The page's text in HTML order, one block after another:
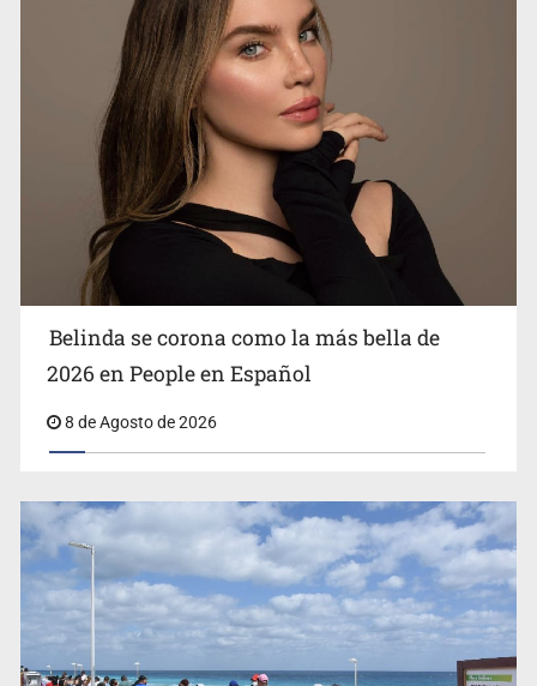
Ciclosporiasis no representa un riesgo epidemiológico
masivo
EU reanudará este sábado inspecciones de aguacate en
Michoacán
Belinda se corona como la más bella de
2026 en People en Español
8 de Agosto de 2026